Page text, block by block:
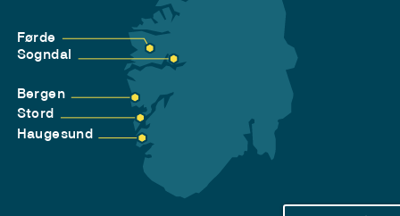
Førde
Sogndal
Bergen
Stord
Haugesund